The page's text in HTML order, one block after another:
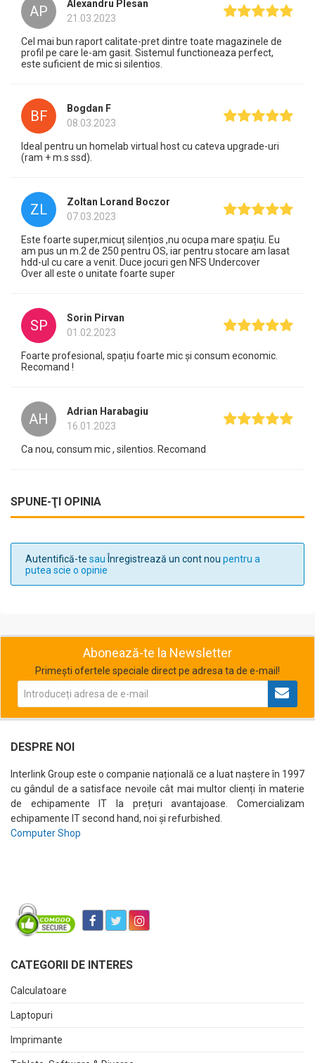
AP
Alexandru Plesan
21.03.2023
Cel mai bun raport calitate-pret dintre toate magazinele de
profil pe care le-am gasit. Sistemul functioneaza perfect,
este suficient de mic si silentios.
BF
Bogdan F
08.03.2023
Ideal pentru un homelab virtual host cu cateva upgrade-uri
(ram + m.s ssd).
ZL
Zoltan Lorand Boczor
07.03.2023
Este foarte super,micuț silențios ,nu ocupa mare spațiu. Eu
am pus un m.2 de 250 pentru OS, iar pentru stocare am lasat
hdd-ul cu care a venit. Duce jocuri gen NFS Undercover
Over all este o unitate foarte super
SP
Sorin Pirvan
01.02.2023
Foarte profesional, spațiu foarte mic și consum economic.
Recomand !
AH
Adrian Harabagiu
16.01.2023
Ca nou, consum mic , silentios. Recomand
SPUNE-ŢI OPINIA
Autentifică-te sau Înregistrează un cont nou pentru a
putea scie o opinie
Abonează-te la Newsletter
Primești ofertele speciale direct pe adresa ta de e-mail!
DESPRE NOI
Interlink Group este o companie națională ce a luat naștere în 1997
cu gândul de a satisface nevoile cât mai multor clienți în materie
de echipamente IT la prețuri avantajoase. Comercializam
echipamente IT second hand, noi și refurbished.
Computer Shop
CATEGORII DE INTERES
Calculatoare
Laptopuri
Imprimante